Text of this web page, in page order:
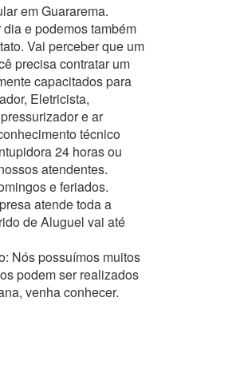
em Guararema.
e podemos também
Vai perceber que um
precisa contratar um
capacitados para
Eletricista,
e ar
técnico
24 horas ou
atendentes.
e feriados.
atende toda a
de Aluguel vai até
Nós possuímos muitos
podem ser realizados
venha conhecer.